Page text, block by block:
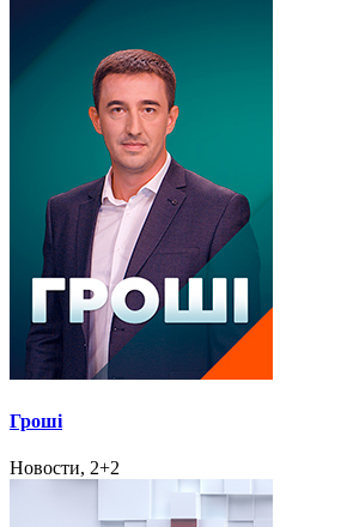
Гроші
Новости, 2+2